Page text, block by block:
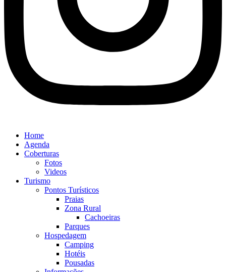
Home
Agenda
Coberturas
Fotos
Videos
Turismo
Pontos Turísticos
Praias
Zona Rural
Cachoeiras
Parques
Hospedagem
Camping
Hotéis
Pousadas